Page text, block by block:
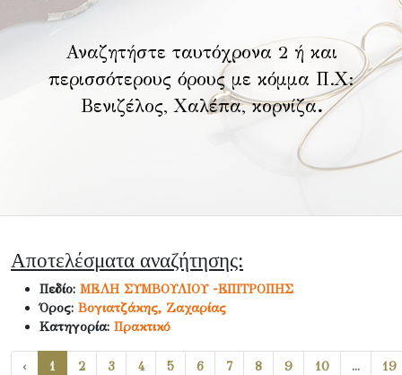
Αναζητήστε ταυτόχρονα 2 ή και
περισσότερους όρους με κόμμα Π.Χ:
Βενιζέλος, Χαλέπα, κορνίζα.
Αποτελέσματα αναζήτησης:
Πεδίο: ΜΕΛΗ ΣΥΜΒΟΥΛΙΟΥ -ΕΠΙΤΡΟΠΗΣ
Όρος: Βογιατζάκης, Ζαχαρίας
Κατηγορία: Πρακτικό
‹ 1 2 3 4 5 6 7 8 9 10 ... 19